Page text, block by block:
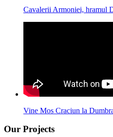
Cavalerii Armoniei, hramul
Vine Mos Craciun la
Our Projects